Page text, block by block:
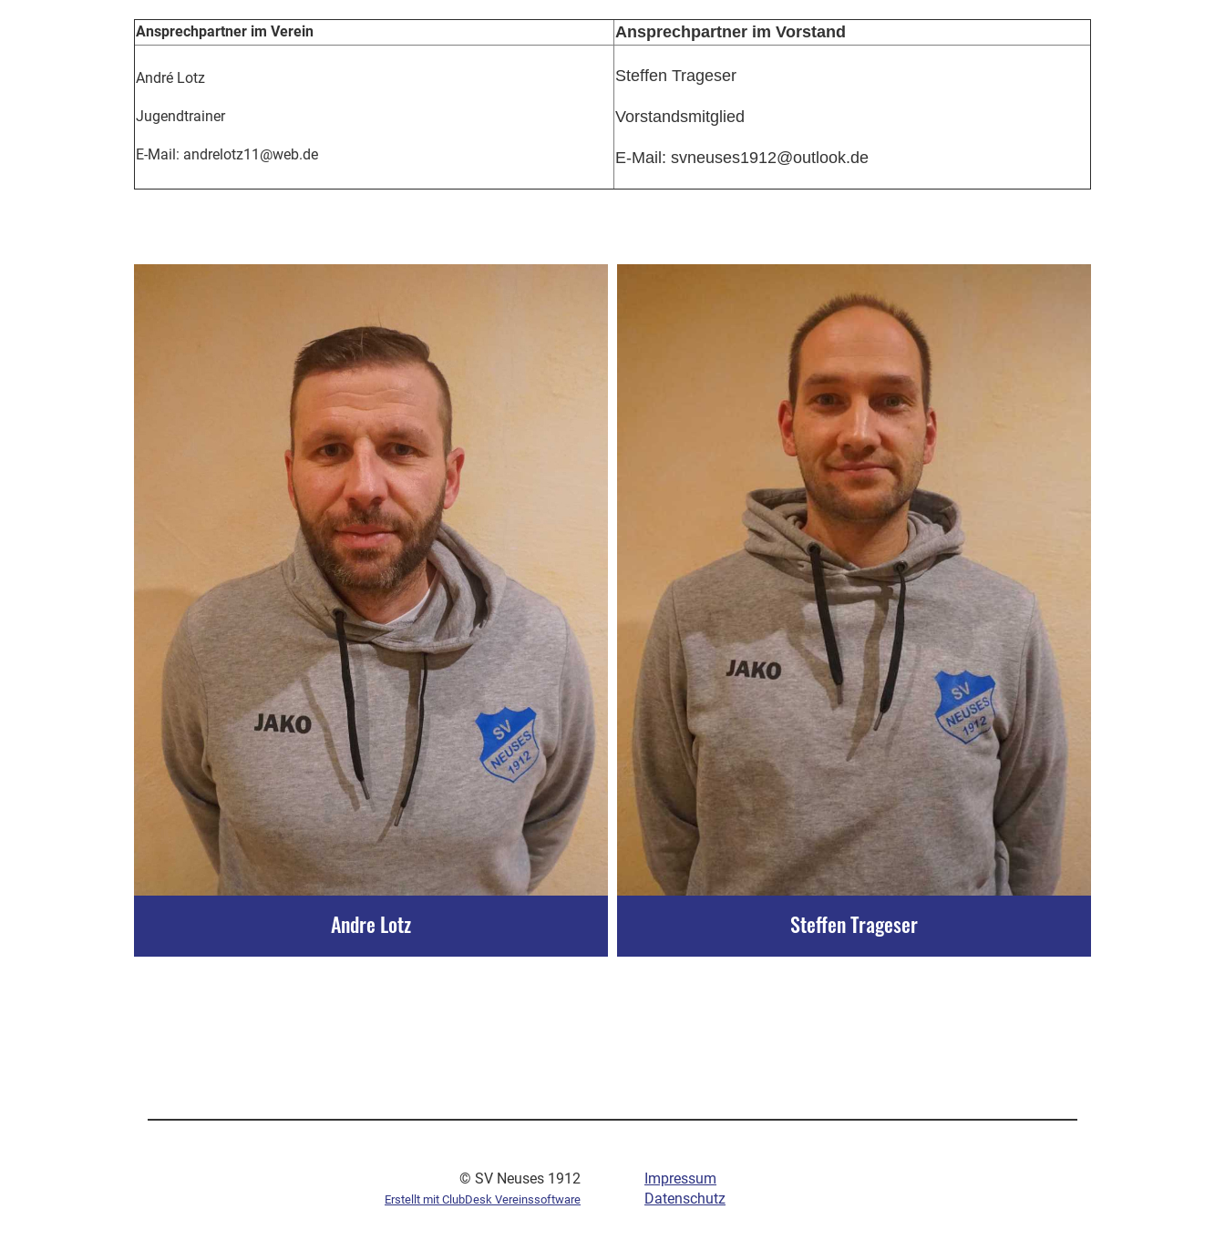
Ansprechpartner im Verein Ansprechpartner im Vorstand
André Lotz
Jugendtrainer
E-Mail: andrelotz11@web.de
Steffen Trageser
Vorstandsmitglied
E-Mail: svneuses1912@outlook.de
Andre Lotz Steffen Trageser
© SV Neuses 1912
Erstellt mit ClubDesk Vereinssoftware
Impressum
Datenschutz